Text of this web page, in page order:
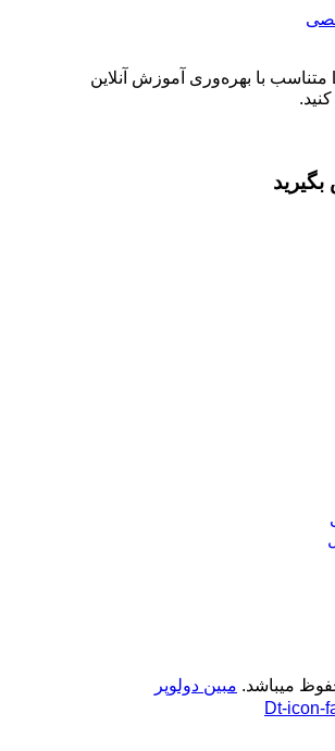
ویژگی‌های برتر LMS متناسب با بهره‌وری آموزش آنلاین
بگیرید
میباشد. مبین دولوپر
Dt-icon-